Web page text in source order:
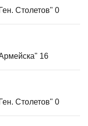
Столетов" 0
16
Столетов" 0